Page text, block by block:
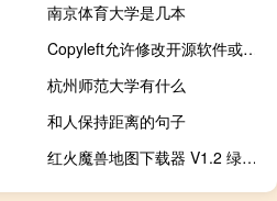
南京体育大学是几本
Copyleft允许修改开源软件或文档并将其分发回社区
杭州师范大学有什么
和人保持距离的句子
红火魔兽地图下载器 V1.2 绿色最新版（红火魔兽地图下载器 V1.2 绿色最新版功能简介）